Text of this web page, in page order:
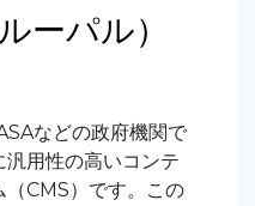
ーパル）
などの政府機関で
汎用性の高いコンテ
（CMS）です。この